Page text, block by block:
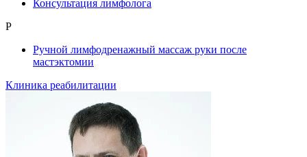
Консультация лимфолога
Р
Ручной лимфодренажный массаж руки после
мастэктомии
Клиника реабилитации